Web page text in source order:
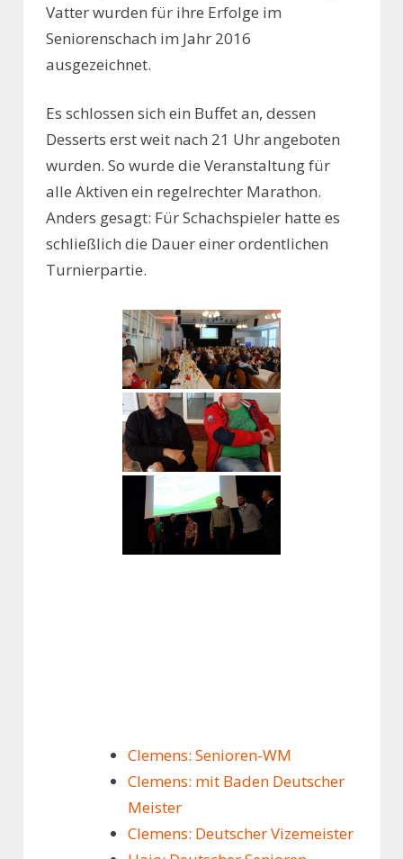
Vatter wurden für ihre Erfolge im
Seniorenschach im Jahr 2016
ausgezeichnet.
Es schlossen sich ein Buffet an, dessen
Desserts erst weit nach 21 Uhr angeboten
wurden. So wurde die Veranstaltung für
alle Aktiven ein regelrechter Marathon.
Anders gesagt: Für Schachspieler hatte es
schließlich die Dauer einer ordentlichen
Turnierpartie.
Clemens: Senioren-WM
Clemens: mit Baden Deutscher
Meister
Clemens: Deutscher Vizemeister